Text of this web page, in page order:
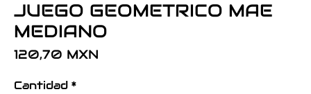
JUEGO GEOMETRICO MAE
MEDIANO
120,70 MXN
Cantidad *